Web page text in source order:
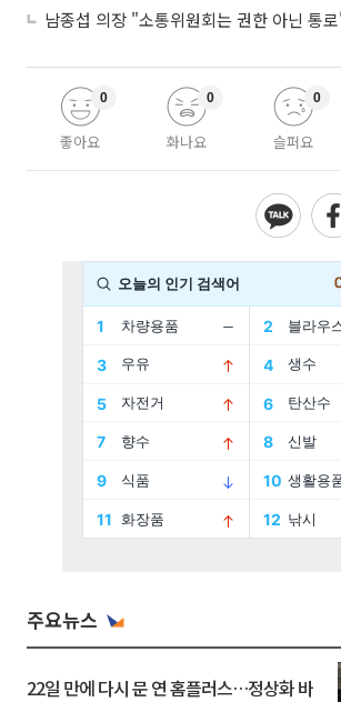
좋아요
0
화나요
0
슬퍼요
0
주요뉴스
22일 만에 다시 문 연 홈플러스…정상화 바